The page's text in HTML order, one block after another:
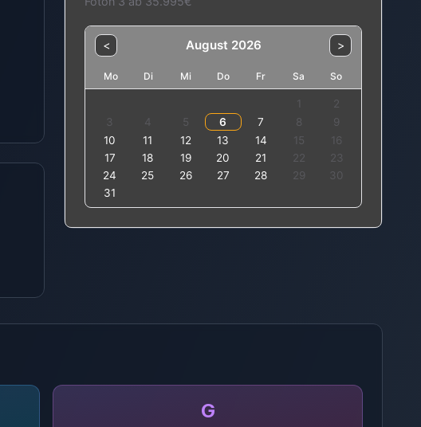
< August 2026 >
Mo Di Mi Do Fr Sa So
1
2
3
4 5 6 7 8
9
10
11 12 13 14 15
16
17
18 19 20 21 22
23
24
25 26 27 28 29
30
31
G